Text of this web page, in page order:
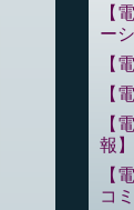
ー
報
コ